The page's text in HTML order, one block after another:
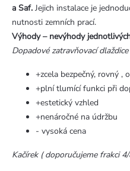
a Saf. Jejich instalace je
nutnosti zemních prací.
Výhody – nevýhody
Dopadové zatravňovací dlaždice
+zcela bezpečný, rovný ,
+plní tlumící funkci při
+estetický vzhled
+nenáročné na údržbu
- vysoká cena
Kačírek ( doporučujeme frakci